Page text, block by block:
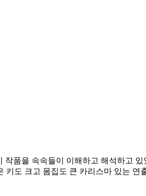
작품을 속속들이 이해하고 해석하고
키도 크고 몸집도 큰 카리스마 있는